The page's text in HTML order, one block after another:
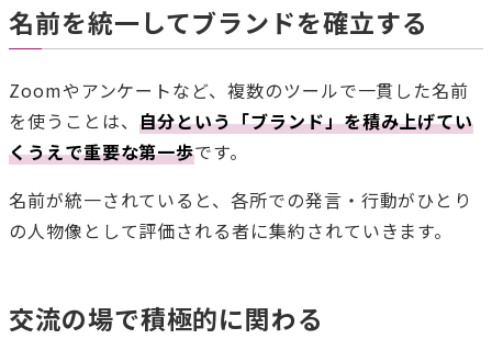
名前を統一してブランドを確立する
Zoomやアンケートなど、複数のツールで一貫した名前
を使うことは、 自分という「ブランド」を積み上げてい
くうえで重要な第一歩です。
名前が統一されていると、各所での発言・行動がひとり
の人物像として評価される者に集約されていきます。
交流の場で積極的に関わる